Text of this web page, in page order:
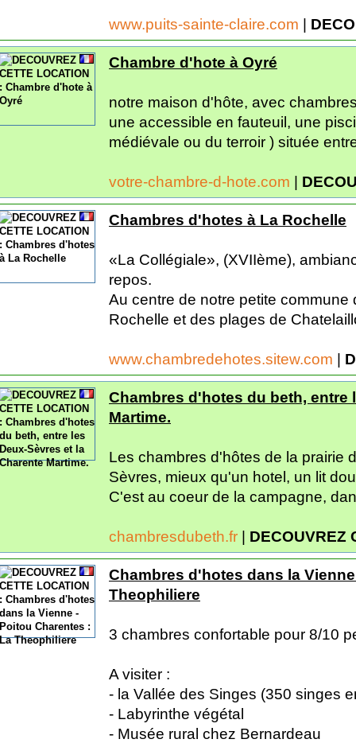
www.puits-sainte-claire.com |
Chambre d'hote à Oyré
notre maison d'hôte, avec
une accessible en fauteuil, une
médiévale ou du terroir ) située
votre-chambre-d-hote.com |
Chambres d'hotes à La Rochelle
«La Collégiale», (XVIIème),
repos.
Au centre de notre petite
Rochelle et des plages de
www.chambredehotes.sitew.com |
Chambres d'hotes du beth, entre
Martime.
Les chambres d'hôtes de la prairie
Sèvres, mieux qu'un hotel, un lit
C'est au coeur de la campagne,
chambresdubeth.fr | DECOUVREZ
Chambres d'hotes dans la
Theophiliere
3 chambres confortable pour 8/10
A visiter :
- la Vallée des Singes (350 singes
- Labyrinthe végétal
- Musée rural chez Bernardeau